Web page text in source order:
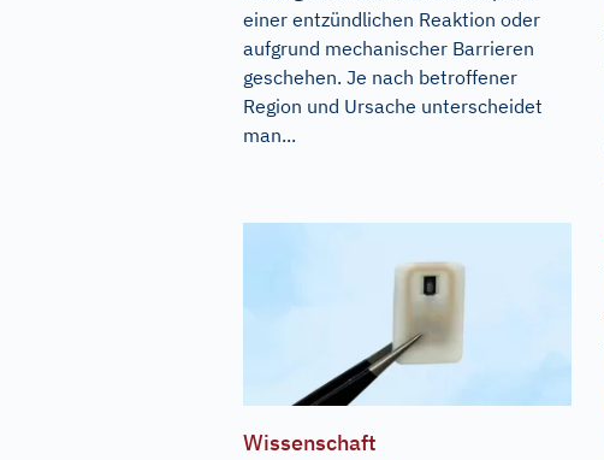
einer entzündlichen Reaktion oder
aufgrund mechanischer Barrieren
geschehen. Je nach betroffener
Region und Ursache unterscheidet
man...
Wissenschaft